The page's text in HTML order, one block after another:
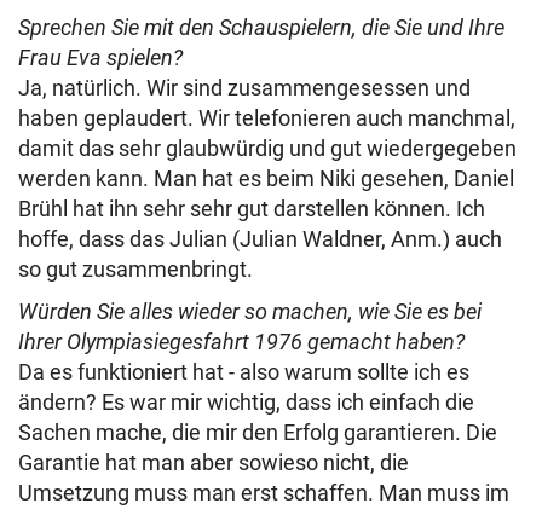
Sprechen Sie mit den Schauspielern, die Sie und Ihre
Frau Eva spielen?
Ja, natürlich. Wir sind zusammengesessen und
haben geplaudert. Wir telefonieren auch manchmal,
damit das sehr glaubwürdig und gut wiedergegeben
werden kann. Man hat es beim Niki gesehen, Daniel
Brühl hat ihn sehr sehr gut darstellen können. Ich
hoffe, dass das Julian (Julian Waldner, Anm.) auch
so gut zusammenbringt.
Würden Sie alles wieder so machen, wie Sie es bei
Ihrer Olympiasiegesfahrt 1976 gemacht haben?
Da es funktioniert hat - also warum sollte ich es
ändern? Es war mir wichtig, dass ich einfach die
Sachen mache, die mir den Erfolg garantieren. Die
Garantie hat man aber sowieso nicht, die
Umsetzung muss man erst schaffen. Man muss im